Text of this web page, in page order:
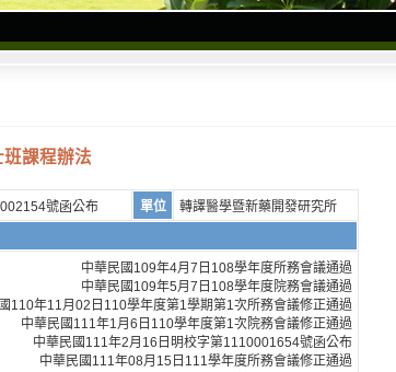
課程辦法
號函公布 單位
轉譯醫學暨新藥開發研究所
中華民國109年4月7日108學年度所務會議通過
中華民國109年5月7日108學年度院務會議通過
110年11月02日110學年度第1學期第1次所務會議修正通過
中華民國111年1月6日110學年度第1次院務會議修正通過
中華民國111年2月16日明校字第1110001654號函公布
中華民國111年08月15日111學年度所務會議修正通過